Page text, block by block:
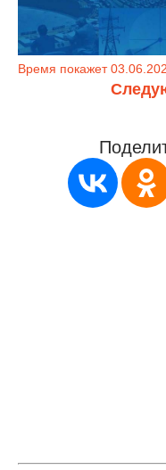
Время покажет